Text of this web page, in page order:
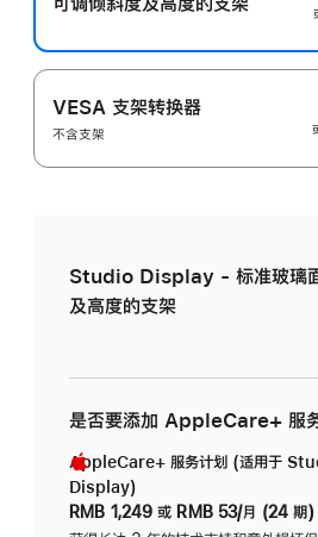
VESA 支架转换器
不含支架
Studio Display - 标准玻璃
及高度的支架
是否要添加 AppleCare+ 服务
AppleCare+ 服务计划 (适用于
Display)
RMB 1,249 或 RMB 53/月 (24 期)